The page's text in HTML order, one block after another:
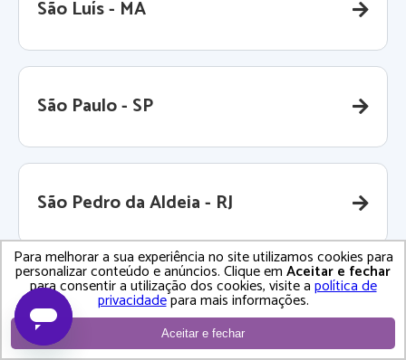
São Luís - MA
São Paulo - SP
São Pedro da Aldeia - RJ
São Roque - SP
Para melhorar a sua experiência no site utilizamos cookies para
personalizar conteúdo e anúncios. Clique emAceitar e fechar
para consentir a utilização dos cookies, visite apolítica de
privacidadepara mais informações.
Aceitar e fechar